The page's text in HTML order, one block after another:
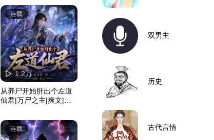
连载
1.2万
从养尸开始肝出个左道
仙君|万尸之主|爽文|系
连载
双男主
历史
古代言情